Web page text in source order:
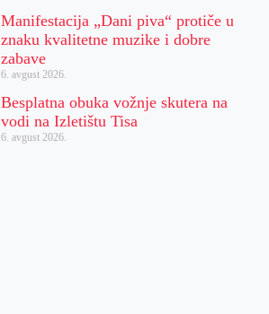
Manifestacija „Dani piva“ protiče u
znaku kvalitetne muzike i dobre
zabave
6. avgust 2026.
Besplatna obuka vožnje skutera na
vodi na Izletištu Tisa
6. avgust 2026.